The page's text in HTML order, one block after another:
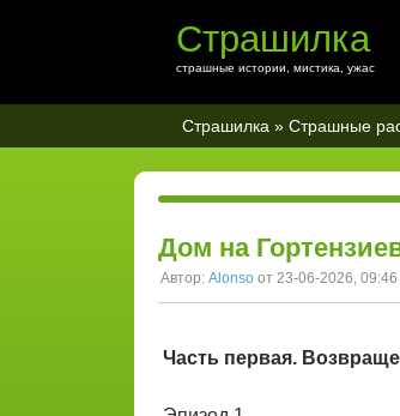
Страшилка
страшные истории, мистика, ужас
Страшилка » Страшные
Дом на
Автор: Alonso от 23-06-2026, 09:46
Часть первая.